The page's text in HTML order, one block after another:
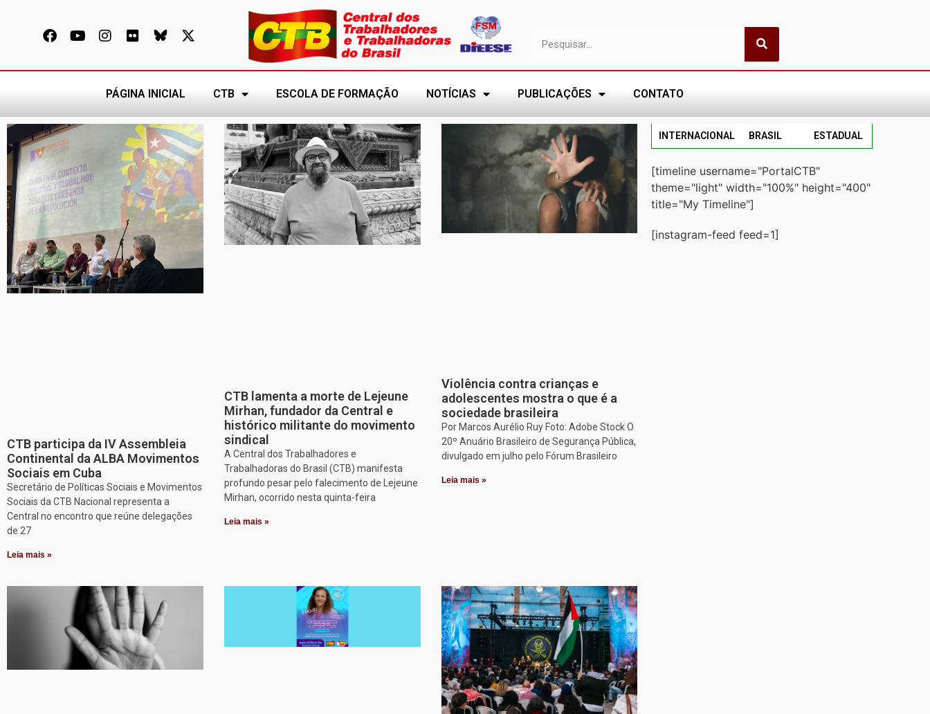
PÁGINA INICIAL CTB ESCOLA DE FORMAÇÃO NOTÍCIAS PUBLICAÇÕES CONTATO
CTB participa da IV Assembleia
Continental da ALBA Movimentos
Sociais em Cuba
Secretário de Políticas Sociais e Movimentos
Sociais da CTB Nacional representa a
Central no encontro que reúne delegações
de 27
Leia mais »
CTB lamenta a morte de Lejeune
Mirhan, fundador da Central e
histórico militante do movimento
sindical
A Central dos Trabalhadores e
Trabalhadoras do Brasil (CTB) manifesta
profundo pesar pelo falecimento de Lejeune
Mirhan, ocorrido nesta quinta-feira
Leia mais »
Violência contra crianças e
adolescentes mostra o que é a
sociedade brasileira
Por Marcos Aurélio Ruy Foto: Adobe Stock O
20º Anuário Brasileiro de Segurança Pública,
divulgado em julho pelo Fórum Brasileiro
Leia mais »
INTERNACIONAL BRASIL ESTADUAL
[timeline username="PortalCTB"
theme="light" width="100%" height="400"
title="My Timeline"]
[instagram-feed feed=1]